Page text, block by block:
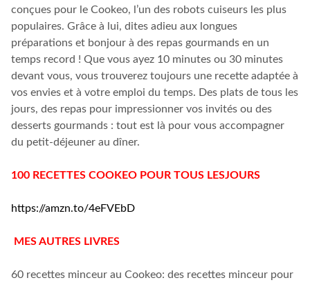
conçues pour le Cookeo, l’un des robots cuiseurs les plus
populaires. Grâce à lui, dites adieu aux longues
préparations et bonjour à des repas gourmands en un
temps record ! Que vous ayez 10 minutes ou 30 minutes
devant vous, vous trouverez toujours une recette adaptée à
vos envies et à votre emploi du temps. Des plats de tous les
jours, des repas pour impressionner vos invités ou des
desserts gourmands : tout est là pour vous accompagner
du petit-déjeuner au dîner.
100 RECETTES COOKEO POUR TOUS LESJOURS
https://amzn.to/4eFVEbD
MES AUTRES LIVRES
60 recettes minceur au Cookeo: des recettes minceur pour